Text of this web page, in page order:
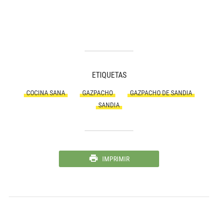
ETIQUETAS
COCINA SANA GAZPACHO
GAZPACHO DE SANDIA
SANDIA
IMPRIMIR